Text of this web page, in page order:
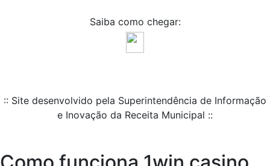
Saiba como chegar:
:: Site desenvolvido pela Superintendência de Informação
e Inovação da Receita Municipal ::